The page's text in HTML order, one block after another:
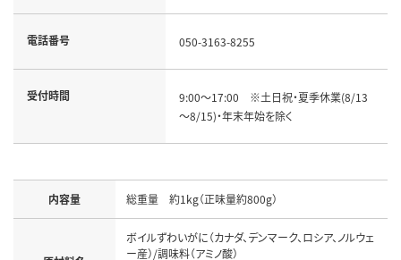
電話番号 050-3163-8255
受付時間
9:00～17:00　※土日祝・夏季休業(8/13
～8/15)・年末年始を除く
内容量
ボイルずわいがに（カナダ、デンマーク、ロシア、ノルウェ
ー産）/調味料（アミノ酸）